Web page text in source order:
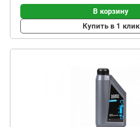
В корзину
Купить в 1 клик